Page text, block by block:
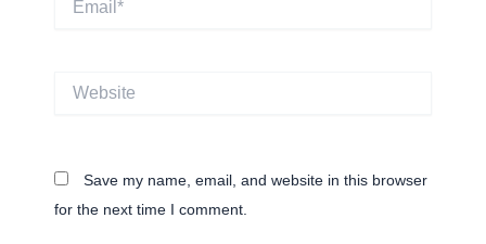
Save my name, email, and website in this browser
for the next time I comment.